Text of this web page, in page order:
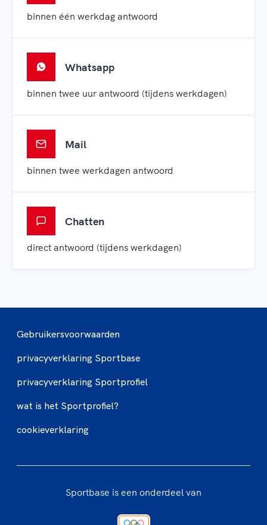
binnen één werkdag antwoord
Whatsapp
binnen twee uur antwoord (tijdens werkdagen)
Mail
binnen twee werkdagen antwoord
Chatten
direct antwoord (tijdens werkdagen)
Gebruikersvoorwaarden
privacyverklaring Sportbase
privacyverklaring Sportprofiel
wat is het Sportprofiel?
cookieverklaring
Sportbase is een onderdeel van